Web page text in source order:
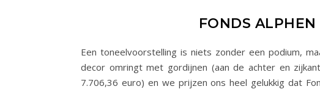
FONDS
Een toneelvoorstelling is niets zonder een podium,
decor omringt met gordijnen (aan de achter en
7.706,36 euro) en we prijzen ons heel gelukkig dat